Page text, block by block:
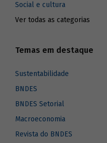
Social e cultura
Ver todas as categorias
Temas em destaque
Sustentabilidade
BNDES
BNDES Setorial
Macroeconomia
Revista do BNDES